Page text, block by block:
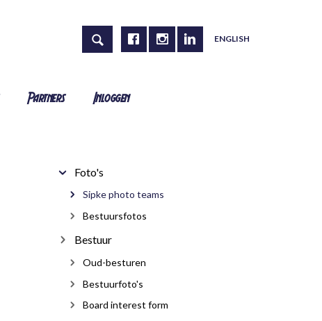
Partners Inloggen
ENGLISH
Foto's
Sipke photo teams
Bestuursfotos
Bestuur
Oud-besturen
Bestuurfoto's
Board interest form